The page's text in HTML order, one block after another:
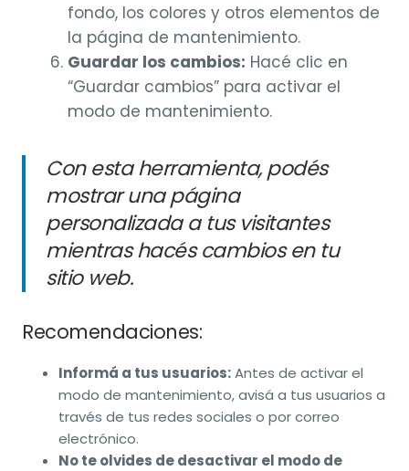
fondo, los colores y otros elementos de
la página de mantenimiento.
Guardar los cambios: Hacé clic en
“Guardar cambios” para activar el
modo de mantenimiento.
Con esta herramienta, podés
mostrar una página
personalizada a tus visitantes
mientras hacés cambios en tu
sitio web.
Recomendaciones:
Informá a tus usuarios:Antes de activar el
modo de mantenimiento, avisá a tus usuarios a
través de tus redes sociales o por correo
electrónico.
No te olvides de desactivar el modo de